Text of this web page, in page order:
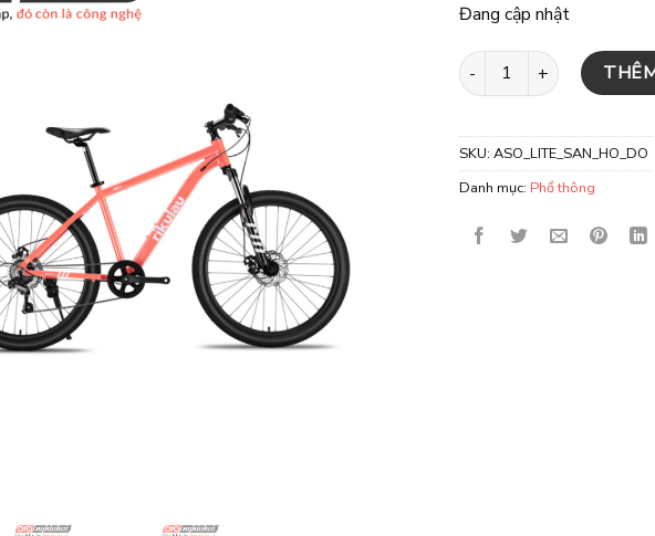
Đang cập nhật
Xe đạp địa hình RIKULAU
SKU: ASO_LITE_SAN_HO_DO
Danh mục: Phổ thông